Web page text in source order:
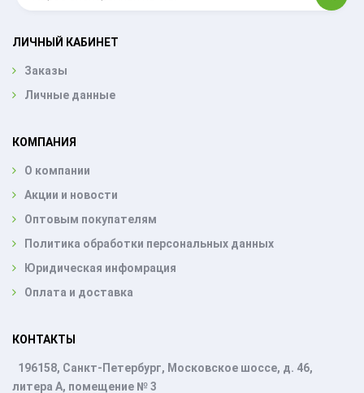
ЛИЧНЫЙ КАБИНЕТ
Заказы
Личные данные
КОМПАНИЯ
О компании
Акции и новости
Оптовым покупателям
Политика обработки персональных данных
Юридическая инфомрация
Оплата и доставка
КОНТАКТЫ
196158, Санкт-Петербург, Московское шоссе, д. 46,
литера А, помещение № 3